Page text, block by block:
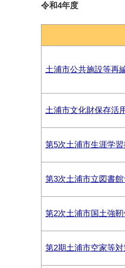
令和4年度
土浦市公共施設等再
土浦市文化財保存活
第5次土浦市生涯学習
第3次土浦市立図書館
第2次土浦市国土強靭
第2期土浦市空家等対